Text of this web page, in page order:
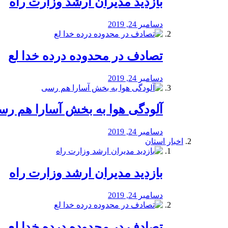
دسامبر 24, 2019
تصادف در محدوده درده خدا لع
دسامبر 24, 2019
آلودگی هوا به بخش آسارا هم
دسامبر 24, 2019
اخبار استان
بازدید مدیران ارشد وزارت راه
دسامبر 24, 2019